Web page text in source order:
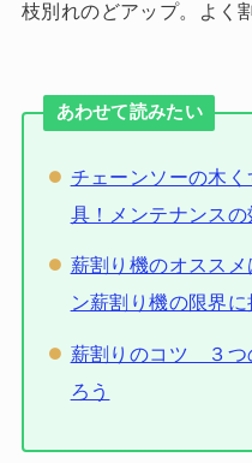
枝別れのどアップ。よく
あわせて読みたい
チェーンソーの木
具！メンテナンス
薪割り機のオスス
ン薪割り機の限界に
薪割りのコツ ３つ
ろう